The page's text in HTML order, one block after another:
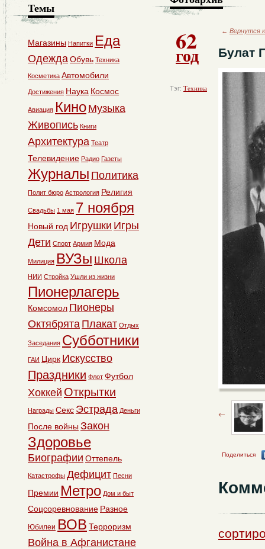
62
год
Тэг: Техника
← Вернутся
Булат
Поделиться
Темы
Магазины Напитки Еда
ОдеждаОбувь Техника
Косметика Автомобили
Достижения Наука Космос
Авиация Кино Музыка
Живопись Книги
Архитектура Театр
Телевидение Радио Газеты
Журналы Политика
Полит бюро Астрология Религия
Свадьбы 1 мая 7 ноября
Новый год Игрушки Игры
Дети Спорт Армия Мода
Милиция ВУЗы Школа
НИИ Стройка Ушли из жизни
Пионерлагерь
Комсомол Пионеры
Октябрята Плакат Отдых
Заседания Субботники
ГАИ Цирк Искусство
Праздники Флот Футбол
Хоккей Открытки
Награды Секс Эстрада Деньги
После войны Закон
Здоровье
Биографии Оттепель
Катастрофы Дефицит Песни
Премии Метро Дом и быт
Соцсоревнование Разное
Юбилеи ВОВ Терроризм
Война в Афганистане